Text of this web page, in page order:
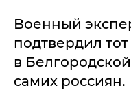
Военный
подтвердил
в
самих россиян.